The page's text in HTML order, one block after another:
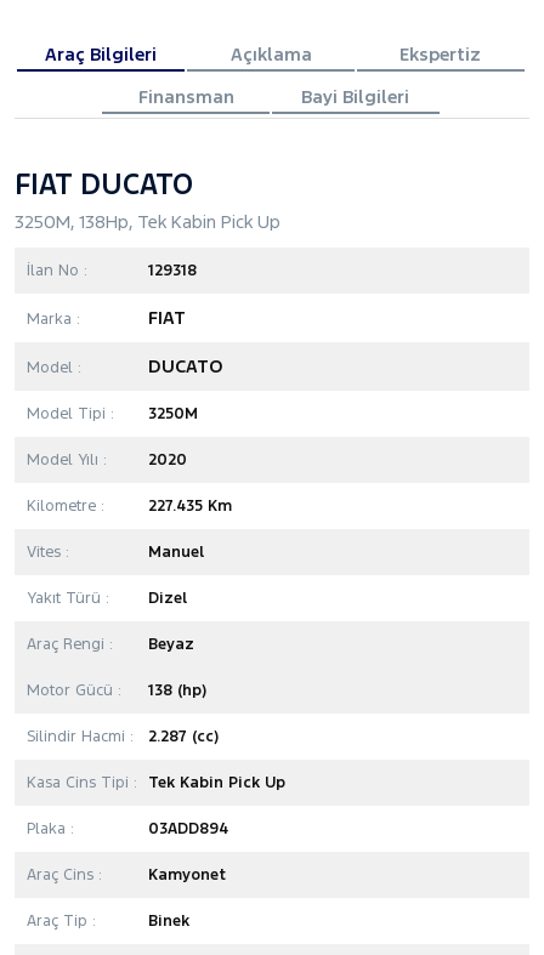
Araç Bilgileri Açıklama
Ekspertiz
Finansman
Bayi Bilgileri
FIAT DUCATO
3250M, 138Hp, Tek Kabin Pick Up
İlan No : 129318
Marka : FIAT
Model : DUCATO
Model Tipi : 3250M
Model Yılı : 2020
Kilometre : 227.435 Km
Vites : Manuel
Yakıt Türü : Dizel
Araç Rengi : Beyaz
Motor Gücü : 138 (hp)
Silindir Hacmi : 2.287 (cc)
Kasa Cins Tipi : Tek Kabin Pick Up
Plaka : 03ADD894
Araç Cins : Kamyonet
Araç Tip : Binek